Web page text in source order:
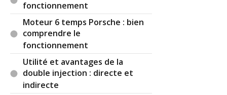
fonctionnement
Moteur 6 temps Porsche : bien
comprendre le
fonctionnement
Utilité et avantages de la
double injection : directe et
indirecte